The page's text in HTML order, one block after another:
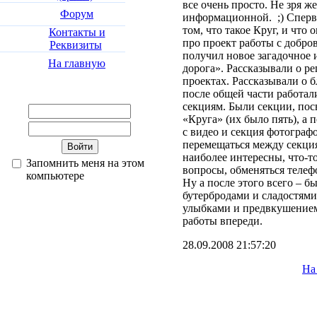
Форум
Контакты и
Реквизиты
На главную
Запомнить меня на этом
компьютере
все очень просто. Не зря
информационной. ;)
том, что такое Круг, и что
про проект работы с
получил новое
дорога». Рассказывали о
проектах. Рассказывали
после общей части
секциям. Были секции,
«Круга» (их было пять), а
с видео и секция
перемещаться между
наиболее интересны, что-
вопросы, обменяться
Ну а после этого всего –
бутербродами и
улыбками и
работы впереди.
28.09.2008 21:57:20
На